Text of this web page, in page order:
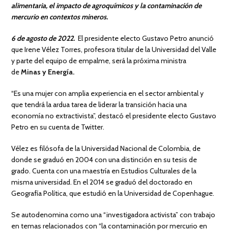
alimentaria, el impacto de agroquímicos y la contaminación de
mercurio en contextos mineros.
6 de agosto de 2022. El presidente electo Gustavo Petro anunció
que Irene Vélez Torres, profesora titular de la Universidad del Valle
y parte del equipo de empalme, será la próxima ministra
deMinas y Energía.
“Es una mujer con amplia experiencia en el sector ambiental y
que tendrá la ardua tarea de liderar la transición hacia una
economía no extractivista”, destacó el presidente electo Gustavo
Petro en su cuenta de Twitter.
Vélez es filósofa de la Universidad Nacional de Colombia, de
donde se graduó en 2004 con una distinción en su tesis de
grado. Cuenta con una maestría en Estudios Culturales de la
misma universidad. En el 2014 se graduó del doctorado en
Geografía Política, que estudió en la Universidad de Copenhague.
Se autodenomina como una “investigadora activista” con trabajo
en temas relacionados con “la contaminación por mercurio en